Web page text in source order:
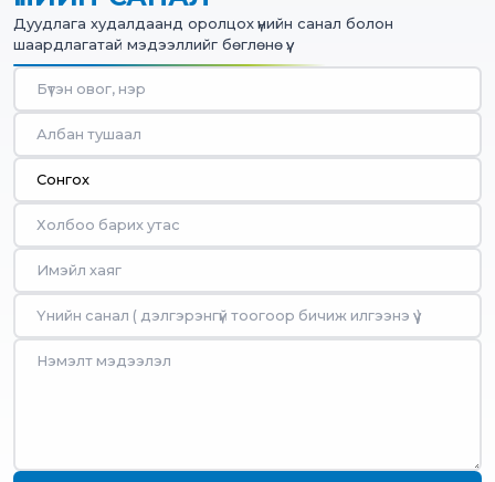
Дуудлага худалдаанд оролцох үнийн санал болон
шаардлагатай мэдээллийг бөглөнө үү.